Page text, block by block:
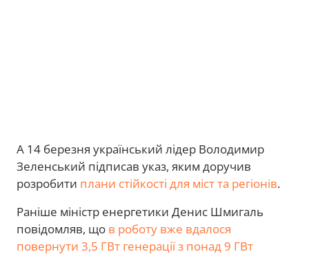
А 14 березня український лідер Володимир
Зеленський підписав указ, яким доручив
розробити плани стійкості для міст та регіонів.
Раніше міністр енергетики Денис Шмигаль
повідомляв, що в роботу вже вдалося
повернути 3,5 ГВт генерації з понад 9 ГВт